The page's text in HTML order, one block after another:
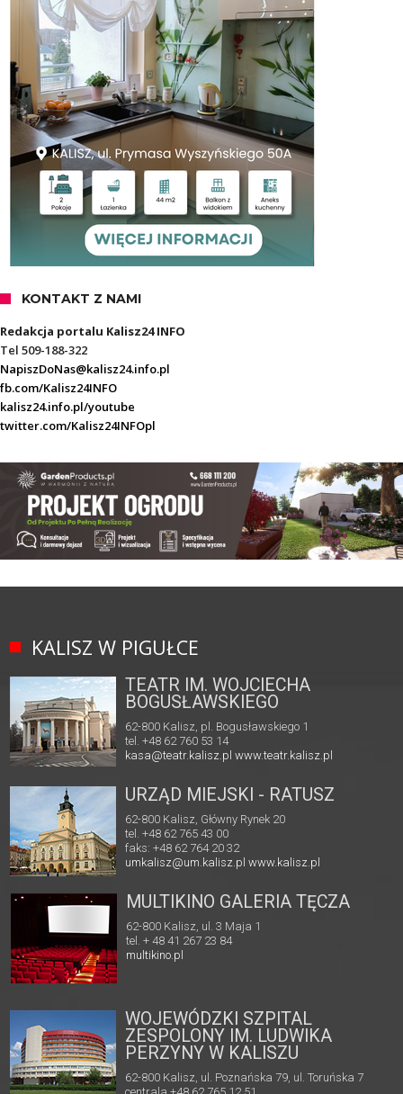
KONTAKT Z NAMI
Redakcja portalu Kalisz24 INFO
Tel 509-188-322
NapiszDoNas@kalisz24.info.pl
fb.com/Kalisz24INFO
kalisz24.info.pl/youtube
twitter.com/Kalisz24INFOpl
KALISZ W PIGUŁCE
TEATR IM. WOJCIECHA
BOGUSŁAWSKIEGO
62-800 Kalisz, pl. Bogusławskiego 1
tel. +48 62 760 53 14
kasa@teatr.kalisz.pl www.teatr.kalisz.pl
URZĄD MIEJSKI - RATUSZ
62-800 Kalisz, Główny Rynek 20
tel. +48 62 765 43 00
faks: +48 62 764 20 32
umkalisz@um.kalisz.plwww.kalisz.pl
MULTIKINO GALERIA TĘCZA
62-800 Kalisz, ul. 3 Maja 1
tel. + 48 41 267 23 84
multikino.pl
WOJEWÓDZKI SZPITAL
ZESPOLONY IM. LUDWIKA
PERZYNY W KALISZU
62-800 Kalisz, ul. Poznańska 79, ul. Toruńska 7